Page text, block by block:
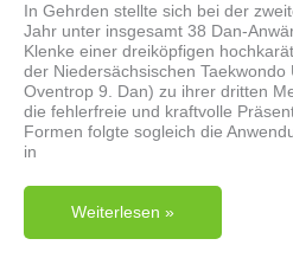
In Gehrden stellte sich bei der
Jahr unter insgesamt 38 Dan-
Klenke einer dreiköpfigen
der Niedersächsischen
Oventrop 9. Dan) zu ihrer dritten
die fehlerfreie und kraftvolle
Formen folgte sogleich die
in
Dan-
Der
Weiterlesen »